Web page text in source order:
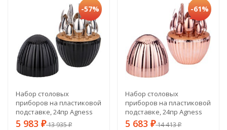
-57%
Набор столовых
приборов на пластиковой
подставке, 24пр Agness
(933-201)
5 983 ₽13 935₽
-61%
Набор столовых
приборов на пластиковой
подставке, 24пр Agness
(933-202)
5 683 ₽14 413₽